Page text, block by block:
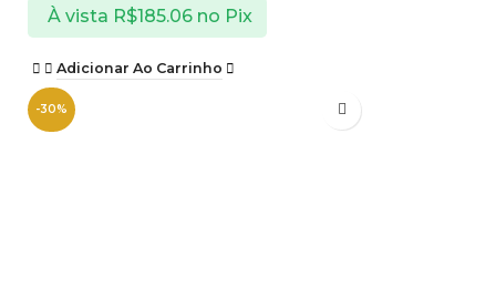
À vista R$185.06 no Pix
Adicionar Ao Carrinho
-30%